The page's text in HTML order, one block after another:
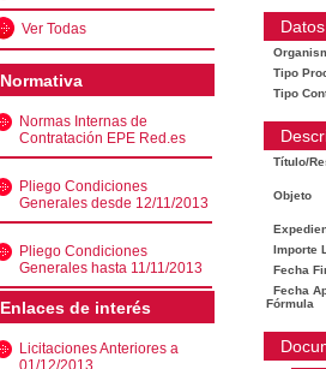
Ver Todas
Normativa
Normas Internas de
Contratación EPE Red.es
Pliego Condiciones
Generales desde 12/11/2013
Pliego Condiciones
Generales hasta 11/11/2013
Enlaces de interés
Licitaciones Anteriores a
01/12/2013
Tipo
Tipo
Título/
Objeto
Importe
Fecha
Fecha
Fórmula